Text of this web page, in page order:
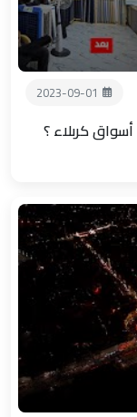
2023-09-01
كربلاء ؟